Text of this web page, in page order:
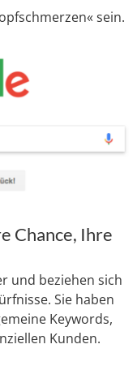
sein.
Chance, Ihre
und beziehen sich
Sie haben
Keywords,
Kunden.